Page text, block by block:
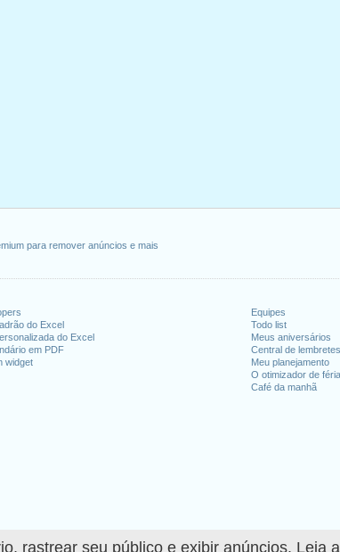
rastrear seu público e exibir anúncios. Leia
para remover anúncios e mais
do Excel
do Excel
em PDF
widget
Equipes
Todo list
Meus aniversários
Central de lembretes
Meu planejamento
O otimizador de
Café da manhã